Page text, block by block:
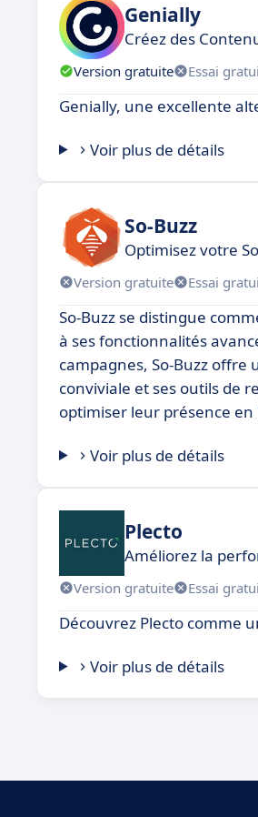
Genially
Créez des
Version gratuite Essai
Genially, une excellente
Voir plus de détails
So-Buzz
Optimisez votre
Version gratuite Essai
So-Buzz se distingue
à ses fonctionnalités
campagnes, So-Buzz
conviviale et ses outils de
optimiser leur présence en
Voir plus de détails
Plecto
Améliorez la
Version gratuite Essai
Découvrez Plecto comme
Voir plus de détails